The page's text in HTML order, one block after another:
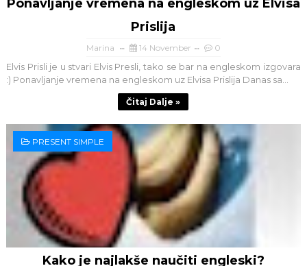
Ponavljanje vremena na engleskom uz Elvisa
Prislija
Marina 14 November 0
Elvis Prisli je u stvari Elvis Presli, tako se bar na engleskom izgovara
:) Ponavljanje vremena na engleskom uz Elvisa Prislija Danas sa...
Čitaj Dalje »
PRESENT SIMPLE
Kako je najlakše naučiti engleski?